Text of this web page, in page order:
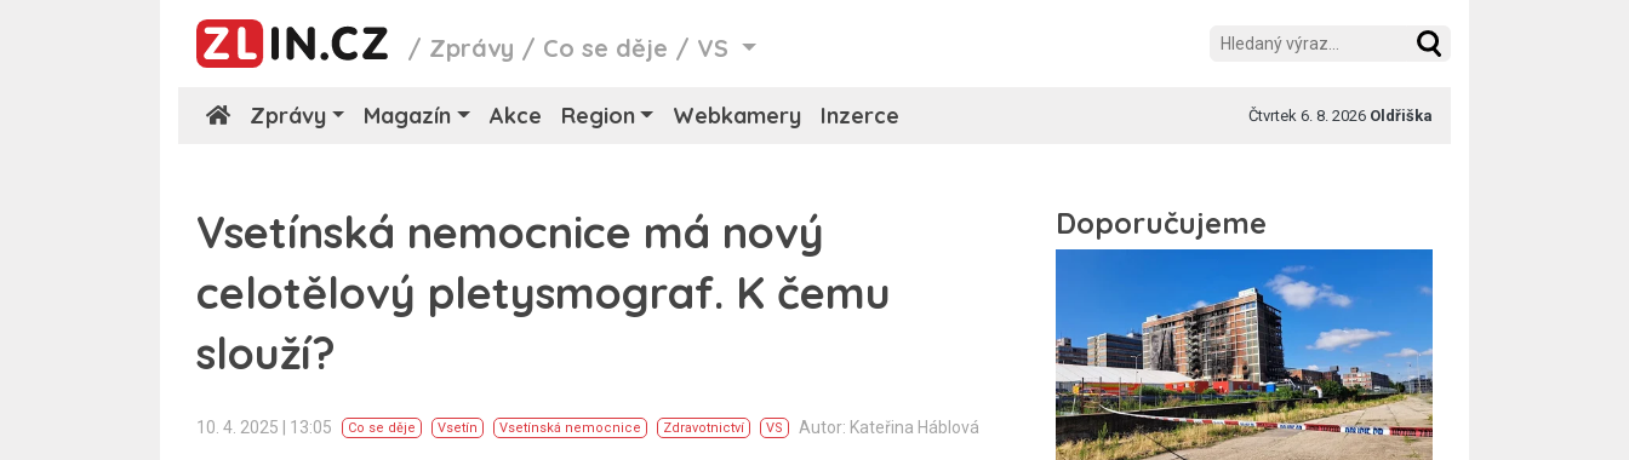
/ Zprávy / Co se děje / VS
Zprávy Magazín Akce Region Webkamery Inzerce Čtvrtek 6. 8. 2026 Oldřiška
Vsetínská nemocnice má nový
celotělový pletysmograf. K čemu
slouží?
10. 4. 2025 | 13:05 Co se děje Vsetín Vsetínská nemocnice Zdravotnictví VS Autor: Kateřina Háblová